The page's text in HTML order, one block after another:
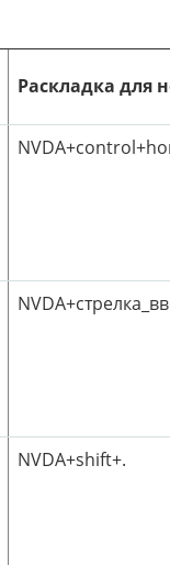
Раскладка для
NVDA+shift+.